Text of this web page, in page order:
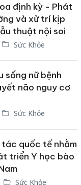
định kỳ - Phát
và xử trí kịp
thuật nội soi
Sức Khỏe
sống nữ bệnh
não nguy cơ
Sức Khỏe
tác quốc tế nhằm
triển Y học bào
Sức Khỏe